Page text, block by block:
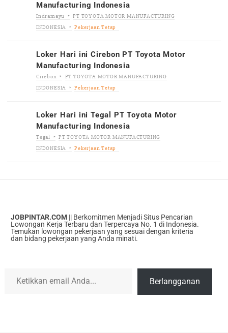
Manufacturing Indonesia
Indramayu
PT TOYOTA MOTOR MANUFACTURING
INDONESIA
Pekerjaan Tetap
Loker Hari ini Cirebon PT Toyota Motor
Manufacturing Indonesia
Cirebon
PT TOYOTA MOTOR MANUFACTURING
INDONESIA
Pekerjaan Tetap
Loker Hari ini Tegal PT Toyota Motor
Manufacturing Indonesia
Tegal
PT TOYOTA MOTOR MANUFACTURING
INDONESIA
Pekerjaan Tetap
JOBPINTAR.COM|| Berkomitmen Menjadi Situs Pencarian
Lowongan Kerja Terbaru dan Terpercaya No. 1 di Indonesia.
Temukan lowongan pekerjaan yang sesuai dengan kriteria
dan bidang pekerjaan yang Anda minati.
Berlangganan